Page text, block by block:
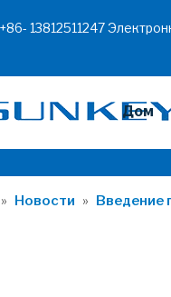
13812511247
Дом
» Новости » Введение